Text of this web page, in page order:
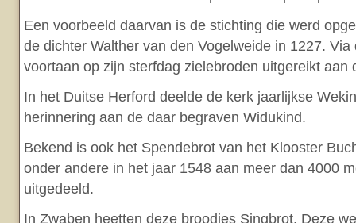
Een voorbeeld daarvan is de stichting die werd
de dichter Walther van den Vogelweide in 1227.
voortaan op zijn sterfdag zielebroden uitgereikt aan
In het Duitse Herford deelde de kerk jaarlijkse
herinnering aan de daar begraven Widukind.
Bekend is ook het Spendebrot van het Klooster
onder andere in het jaar 1548 aan meer dan 4000
uitgedeeld.
In Zwaben heetten deze broodjes Singbrot. Deze